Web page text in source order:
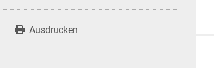
Ausdrucken